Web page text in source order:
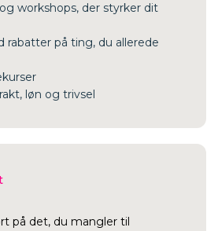
workshops, der styrker dit
rabatter på ting, du allerede
løn og trivsel
på det, du mangler til